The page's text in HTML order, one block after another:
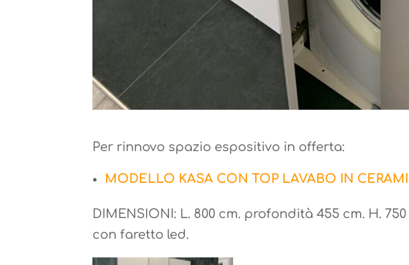
Per rinnovo spazio espositivo in offerta:
MODELLO KASA CON TOP LAVABO IN
DIMENSIONI: L. 800 cm. profondità 455 cm. H.
con faretto led.